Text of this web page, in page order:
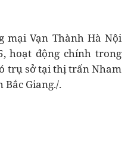
mại Vạn Thành Hà Nội
hoạt động chính trong
trụ sở tại thị trấn Nham
Giang./.